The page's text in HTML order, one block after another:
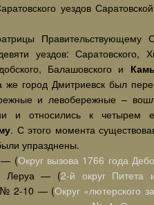
уездов
Правительствующему
уездов: Саратовского,
Балашовского и
же город Дмитриевск был
и левобережные –
и относились к четырем
. С этого момента
упразднены.
— (Округ вызова 1766 года
Леруа — (2-й округ Питета
№№ 2-10 — (Округ «лютерского